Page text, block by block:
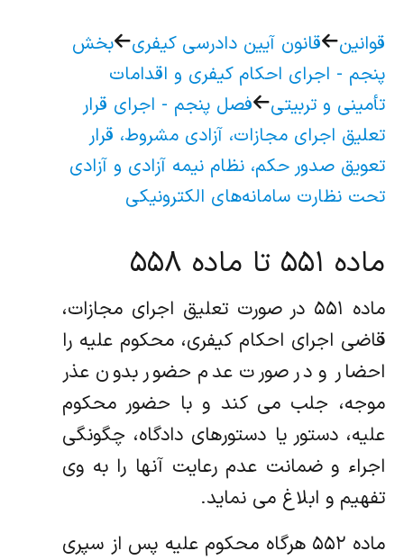
قوانین قانون آیین دادرسی کیفری
بخش
پنجم - اجرای احکام کیفری و اقدامات
تأمینی و تربیتی
فصل پنجم - اجرای قرار
تعلیق اجرای مجازات، آزادی مشروط، قرار
تعویق صدور حکم، نظام نیمه آزادی و آزادی
تحت نظارت سامانه‌های الکترونیکی
ماده ۵۵۱ تا ماده ۵۵۸
ماده ۵۵۱ در صورت تعلیق اجرای مجازات،
قاضی اجرای احکام کیفری، محکوم علیه را
احضار و در صورت عدم حضور بدون عذر
موجه، جلب می کند و با حضور محکوم
علیه، دستور یا دستورهای دادگاه، چگونگی
اجراء و ضمانت عدم رعایت آنها را به وی
تفهیم و ابلاغ می نماید.
ماده ۵۵۲ هرگاه محکوم ‏علیه پس از سپری